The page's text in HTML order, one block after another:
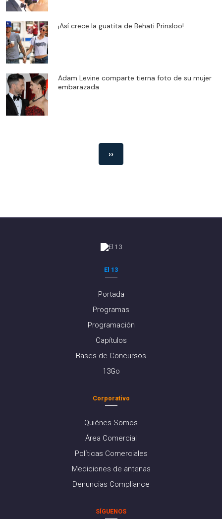
¡Así crece la guatita de Behati Prinsloo!
Adam Levine comparte tierna foto de su mujer
embarazada
››
El 13
Portada
Programas
Programación
Capítulos
Bases de Concursos
13Go
Corporativo
Quiénes Somos
Área Comercial
Políticas Comerciales
Mediciones de antenas
Denuncias Compliance
SÍGUENOS